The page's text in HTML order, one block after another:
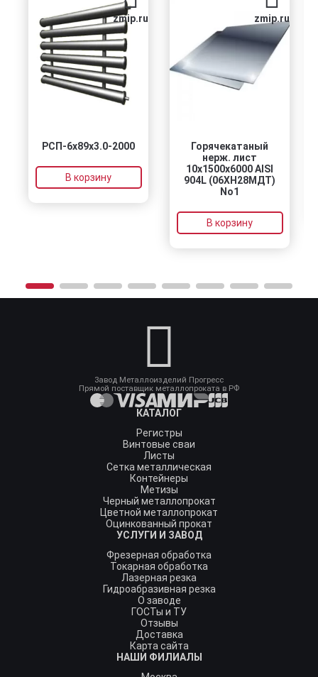
zmip.ru
РСП-6x89x3.0-2000
В корзину
zmip.ru
Горячекатаный
нерж. лист
10х1500х6000 AISI
904L (06ХН28МДТ)
No1
В корзину
Завод Металлоизделий Прогресс
Прямой поставщик металлопроката в РФ
КАТАЛОГ
Регистры
Винтовые сваи
Листы
Сетка металлическая
Контейнеры
Метизы
Черный металлопрокат
Цветной металлопрокат
Оцинкованный прокат
УСЛУГИ И ЗАВОД
Фрезерная обработка
Токарная обработка
Лазерная резка
Гидроабразивная резка
О заводе
ГОСТы и ТУ
Отзывы
Доставка
Карта сайта
НАШИ ФИЛИАЛЫ